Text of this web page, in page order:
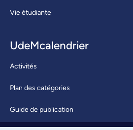
Vie étudiante
UdeMcalendrier
Activités
Plan des catégories
Guide de publication